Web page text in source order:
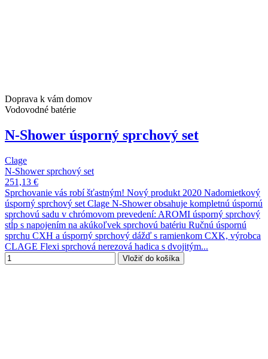
Doprava k vám domov
Vodovodné batérie
N-Shower úsporný sprchový set
Clage
N-Shower sprchový set
251,13 €
Sprchovanie vás robí šťastným! Nový produkt 2020 Nadomietkový
úsporný sprchový set Clage N-Shower obsahuje kompletnú úspornú
sprchovú sadu v chrómovom prevedení: AROMI úsporný sprchový
stĺp s napojením na akúkoľvek sprchovú batériu Ručnú úspornú
sprchu CXH a úsporný sprchový dážď s ramienkom CXK, výrobca
CLAGE Flexi sprchová nerezová hadica s dvojitým...
Vložiť do košíka